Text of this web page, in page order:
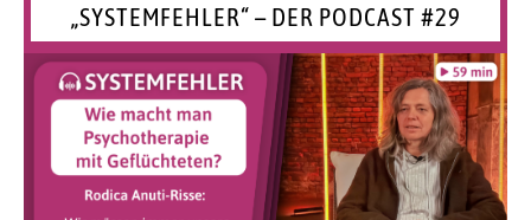
„SYSTEMFEHLER“ – DER PODCAST #29